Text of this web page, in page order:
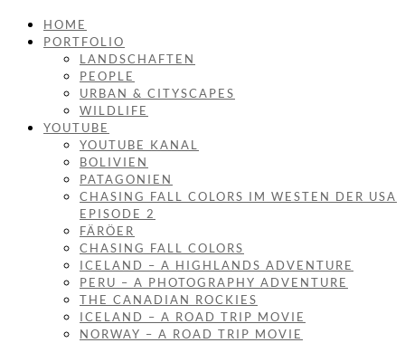
HOME
PORTFOLIO
LANDSCHAFTEN
PEOPLE
URBAN & CITYSCAPES
WILDLIFE
YOUTUBE
YOUTUBE KANAL
BOLIVIEN
PATAGONIEN
CHASING FALL COLORS IM WESTEN DER USA
EPISODE 2
FÄRÖER
CHASING FALL COLORS
ICELAND – A HIGHLANDS ADVENTURE
PERU – A PHOTOGRAPHY ADVENTURE
THE CANADIAN ROCKIES
ICELAND – A ROAD TRIP MOVIE
NORWAY – A ROAD TRIP MOVIE